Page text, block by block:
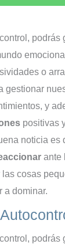
podrás
o
gestionar
y
positivas
noticia es
ante
cosas
a dominar.
podrás